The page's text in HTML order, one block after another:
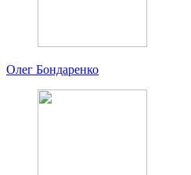
Олег Бондаренко